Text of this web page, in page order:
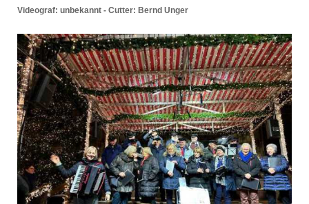
Videograf: unbekannt - Cutter: Bernd Unger